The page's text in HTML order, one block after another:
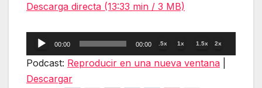
Descarga directa (13:33 min / 3 MB)
Reproductor
de
00:00 00:00 .5x 1x 1.5x 2x
Podcast: Reproducir en una nueva ventana
Descargar